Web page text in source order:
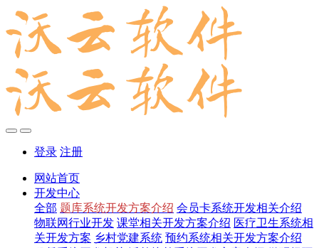
登录 注册
网站首页
开发中心
全部 题库系统开发方案介绍 会员卡系统开发相关介绍
物联网行业开发 课堂相关开发方案介绍 医疗卫生系统相
关开发方案 乡村党建系统 预约系统相关开发方案介绍